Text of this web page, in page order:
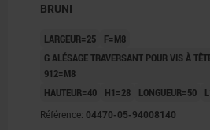
BRUNI
LARGEUR=25
F=M8
G ALÉSAGE TRAVERSANT POUR VIS À
912=M8
HAUTEUR=40
H1=28 LONGUEUR=50
Référence: 04470-05-94008140